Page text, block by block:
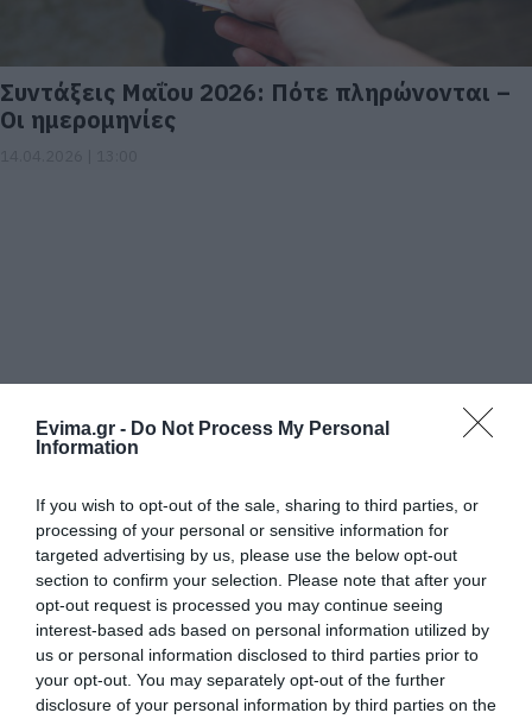
Evima.gr - Do Not Process My Personal
Information
If you wish to opt-out of the sale, sharing to third parties, or
processing of your personal or sensitive information for
targeted advertising by us, please use the below opt-out
section to confirm your selection. Please note that after your
opt-out request is processed you may continue seeing
interest-based ads based on personal information utilized by
us or personal information disclosed to third parties prior to
your opt-out. You may separately opt-out of the further
disclosure of your personal information by third parties on the
Συντάξεις Μαΐου 2026: Πότε πληρώνονται –
Οι ημερομηνίες